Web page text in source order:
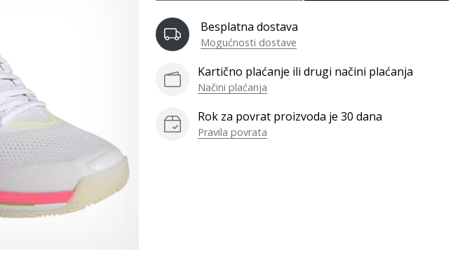
Besplatna dostava
Mogućnosti dostave
Kartično plaćanje ili drugi načini plaćanja
Načini plaćanja
Rok za povrat proizvoda je 30 dana
Pravila povrata